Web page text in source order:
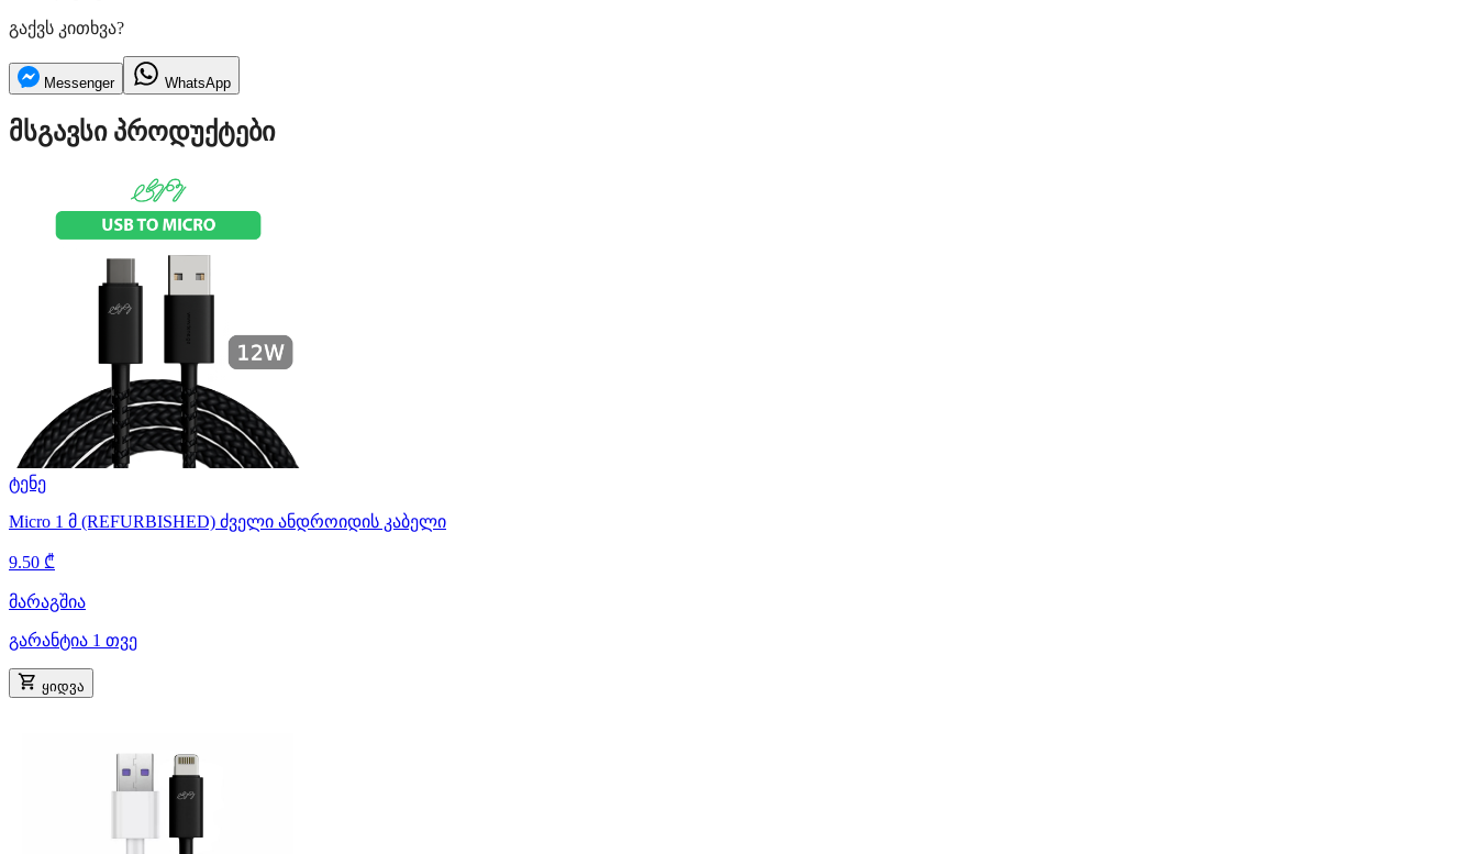
გაქვს კითხვა?
Messenger WhatsApp
მსგავსი პროდუქტები
ტენე
Micro 1 მ (REFURBISHED) ძველი ანდროიდის კაბელი
9.50 ₾
მარაგშია
გარანტია 1 თვე
ყიდვა